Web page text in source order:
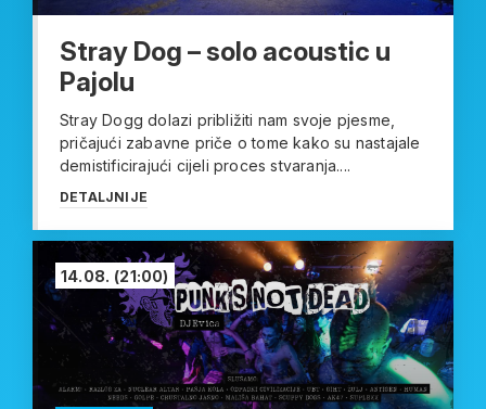
Stray Dog – solo acoustic u
Pajolu
Stray Dogg dolazi približiti nam svoje pjesme,
pričajući zabavne priče o tome kako su nastajale
demistificirajući cijeli proces stvaranja....
DETALJNIJE
14.08. (21:00)